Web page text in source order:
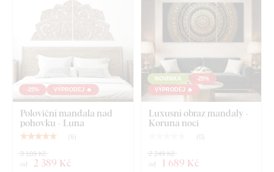
-25% VÝPRODEJ 🔥
Poloviční mandala nad
pohovku - Luna
( 6 )
od 2 389 Kč
3 189 Kč
NOVINKA
-25%
VÝPRODEJ 🔥
Luxusní obraz mandaly -
Koruna noci
( 0)
od 1 689 Kč
2 249 Kč